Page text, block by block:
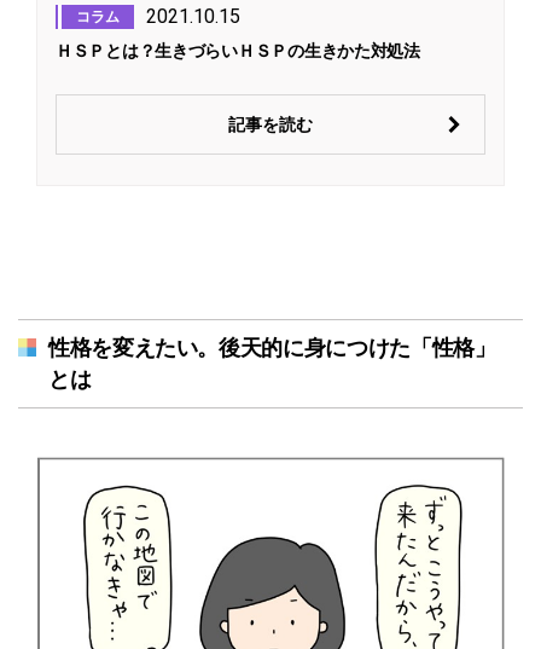
コラム 2021.10.15
ＨＳＰとは？生きづらいＨＳＰの生きかた対処法
記事を読む
性格を変えたい。後天的に身につけた「性格」
とは